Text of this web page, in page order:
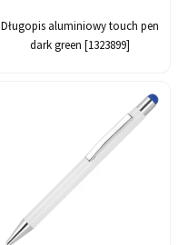
Długopis aluminiowy touch pen
dark green [1323899]